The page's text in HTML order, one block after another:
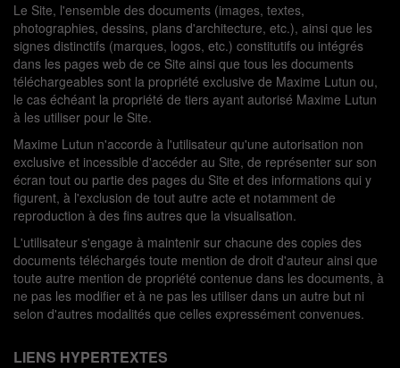
Le Site, l'ensemble des documents (images, textes,
photographies, dessins, plans d'architecture, etc.), ainsi que les
signes distinctifs (marques, logos, etc.) constitutifs ou intégrés
dans les pages web de ce Site ainsi que tous les documents
téléchargeables sont la propriété exclusive de Maxime Lutun ou,
le cas échéant la propriété de tiers ayant autorisé Maxime Lutun
à les utiliser pour le Site.
Maxime Lutun n'accorde à l'utilisateur qu'une autorisation non
exclusive et incessible d'accéder au Site, de représenter sur son
écran tout ou partie des pages du Site et des informations qui y
figurent, à l'exclusion de tout autre acte et notamment de
reproduction à des fins autres que la visualisation.
L'utilisateur s'engage à maintenir sur chacune des copies des
documents téléchargés toute mention de droit d'auteur ainsi que
toute autre mention de propriété contenue dans les documents, à
ne pas les modifier et à ne pas les utiliser dans un autre but ni
selon d'autres modalités que celles expressément convenues.
LIENS HYPERTEXTES